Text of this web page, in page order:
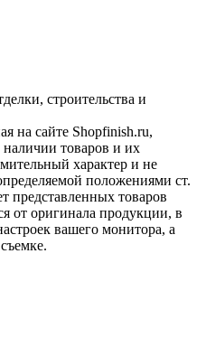
строительства и
на сайте Shopfinish.ru,
товаров и их
характер и не
положениями ст.
товаров
от оригинала продукции, в
вашего монитора, а